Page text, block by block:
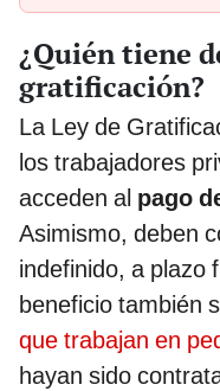
¿Quién tiene
gratificación?
La Ley de
los trabajadores
acceden al pago
Asimismo, deben
indefinido, a plazo
beneficio también
que trabajan en
hayan sido